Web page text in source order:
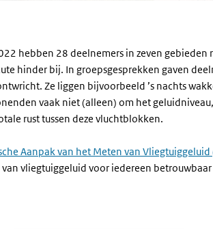
hebben 28 deelnemers in zeven gebieden
hinder bij. In groepsgesprekken gaven
Ze liggen bijvoorbeeld ’s nachts
vaak niet (alleen) om het
rust tussen deze vluchtblokken.
Aanpak van het Meten van Vliegtuiggeluid
vliegtuiggeluid voor iedereen